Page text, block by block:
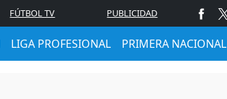
FÚTBOL TV PUBLICIDAD
LIGA PROFESIONAL PRIMERA NACIONAL